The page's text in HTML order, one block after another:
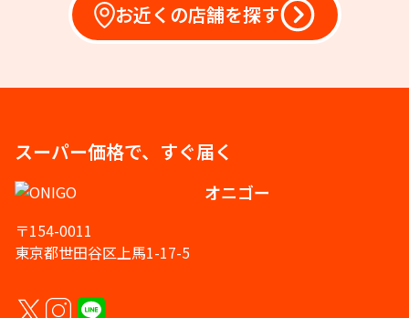
お近くの店舗を探す
スーパー価格で、すぐ届く
オニゴー
〒154-0011
東京都世田谷区上馬1-17-5